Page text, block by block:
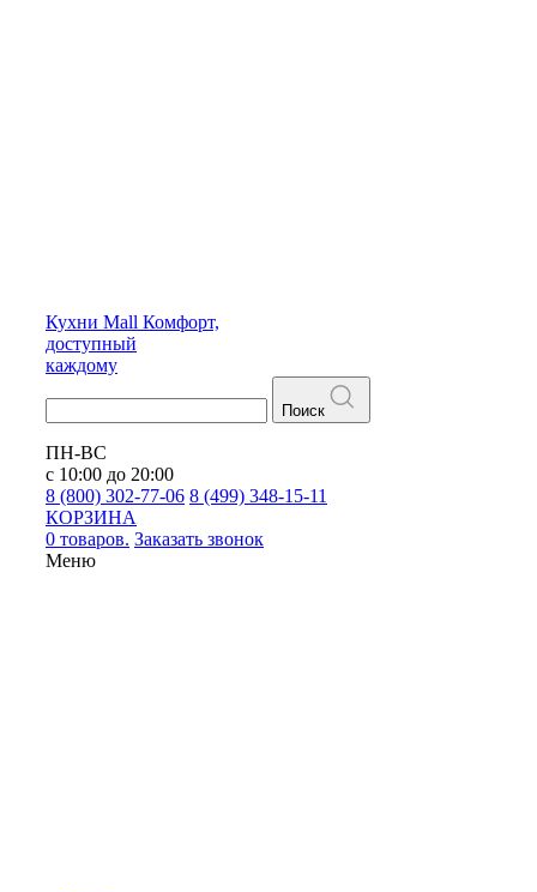
Кухни Mall Комфорт,
доступный
каждому
Поиск
ПН-ВС
с 10:00 до 20:00
8 (800) 302-77-06 8 (499) 348-15-11
КОРЗИНА
0 товаров. Заказать звонок
Меню